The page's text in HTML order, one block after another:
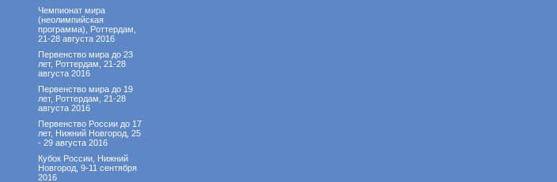
Чемпионат мира
(неолимпийская
программа), Роттердам,
21-28 августа 2016
Первенство мира до 23
лет, Роттердам, 21-28
августа 2016
Первенство мира до 19
лет, Роттердам, 21-28
августа 2016
Первенство России до 17
лет, Нижний Новгород, 25
- 29 августа 2016
Кубок России, Нижний
Новгород, 9-11 сентября
2016